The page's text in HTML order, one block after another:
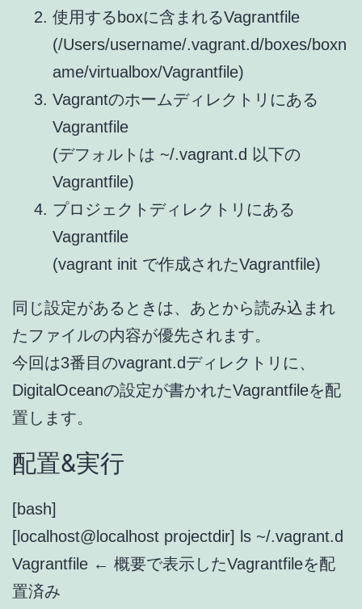
使用するboxに含まれるVagrantfile
(/Users/username/.vagrant.d/boxes/boxn
ame/virtualbox/Vagrantfile)
Vagrantのホームディレクトリにある
Vagrantfile
(デフォルトは ~/.vagrant.d 以下の
Vagrantfile)
プロジェクトディレクトリにある
Vagrantfile
(vagrant init で作成されたVagrantfile)
同じ設定があるときは、あとから読み込まれ
たファイルの内容が優先されます。
今回は3番目のvagrant.dディレクトリに、
DigitalOceanの設定が書かれたVagrantfileを配
置します。
配置&実行
[bash]
[localhost@localhost projectdir] ls ~/.vagrant.d
Vagrantfile ← 概要で表示したVagrantfileを配
置済み